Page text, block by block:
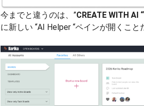
今までと違うのは、”CREATE WITH AI “
に新しい “AI Helper “ペインが開くこと